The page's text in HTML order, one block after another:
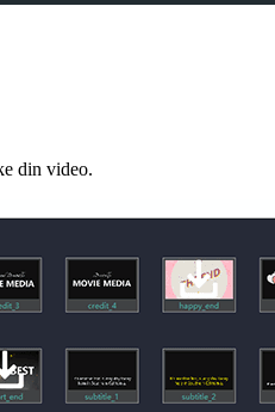
din video.